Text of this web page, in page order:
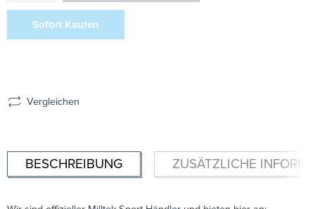
Sofort Kaufen
Vergleichen
BESCHREIBUNG ZUSÄTZLICHE